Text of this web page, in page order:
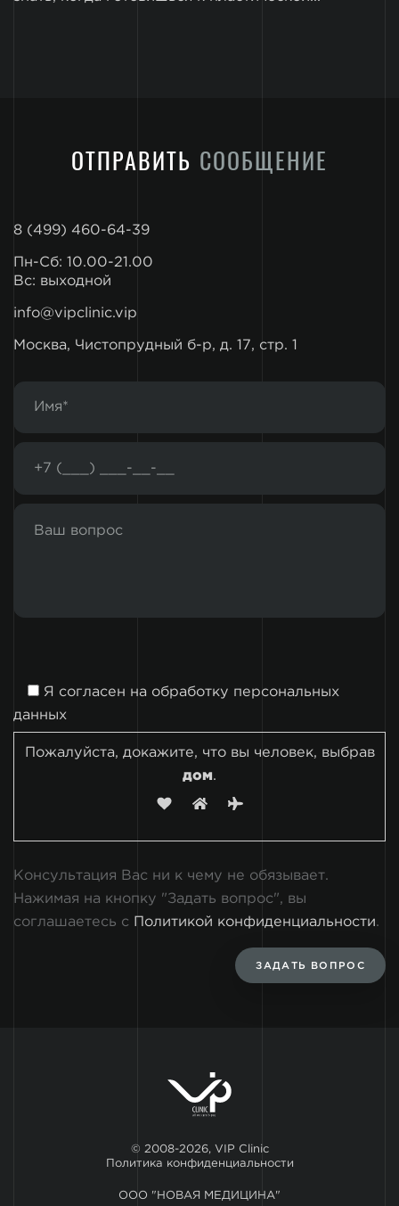
ОТПРАВИТЬ СООБЩЕНИЕ
8 (499) 460-64-39
Пн-Сб: 10.00-21.00
Вс: выходной
info@vipclinic.vip
Москва, Чистопрудный б-р, д. 17, стр. 1
Я согласен на обработку персональных
данных
Пожалуйста, докажите, что вы человек, выбрав
дом.
Консультация Вас ни к чему не обязывает.
Нажимая на кнопку "Задать вопрос", вы
соглашаетесь с
Политикой конфиденциальности.
ЗАДАТЬ ВОПРОС
© 2008-2026, VIP Clinic
Политика конфиденциальности
ООО "НОВАЯ МЕДИЦИНА"